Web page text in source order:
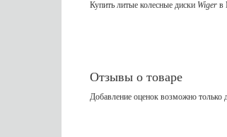
Купить литые колесные диски Wiger в
Отзывы о товаре
Добавление оценок возможно только